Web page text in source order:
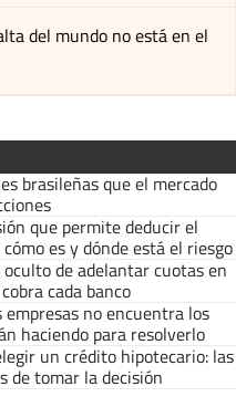
del mundo no está en el
brasileñas que el mercado
que permite deducir el
es y dónde está el riesgo
oculto de adelantar cuotas en
cada banco
empresas no encuentra los
haciendo para resolverlo
un crédito hipotecario: las
de tomar la decisión